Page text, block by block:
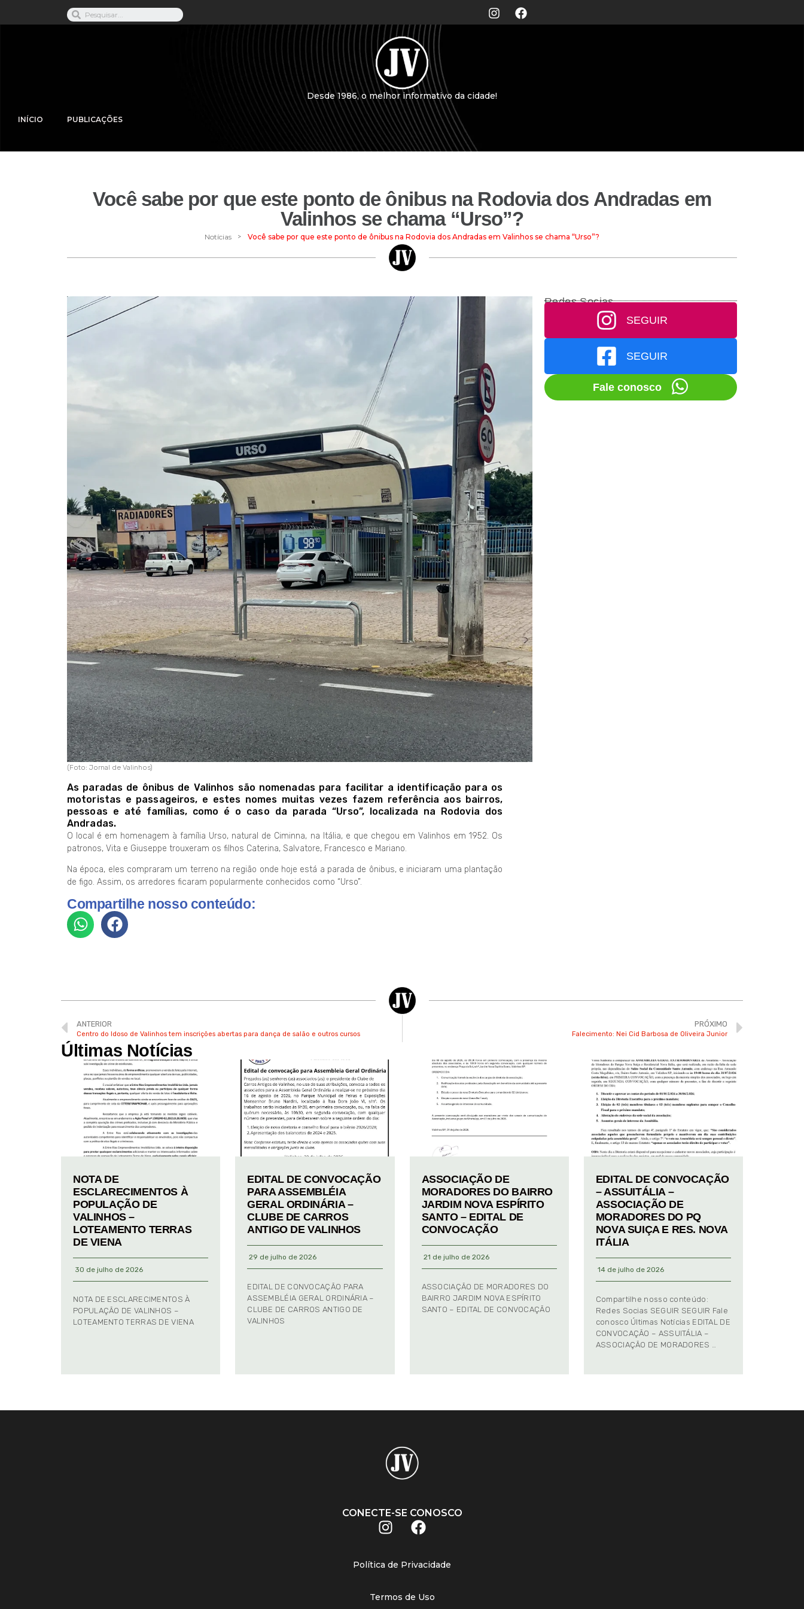
Desde 1986, o melhor informativo da cidade!
INÍCIO PUBLICAÇÕES
Você sabe por que este ponto de ônibus na Rodovia dos Andradas em
Valinhos se chama “Urso”?
Notícias > Você sabe por que este ponto de ônibus na Rodovia dos Andradas em Valinhos se chama “Urso”?
(Foto: Jornal de Valinhos)
As paradas de ônibus de Valinhos são nomenadas para facilitar a identificação para os
motoristas e passageiros, e estes nomes muitas vezes fazem referência aos bairros,
pessoas e até famílias, como é o caso da parada “Urso”, localizada na Rodovia dos
Andradas.
O local é em homenagem à família Urso, natural de Ciminna, na Itália, e que chegou em Valinhos em 1952. Os
patronos, Vita e Giuseppe trouxeram os filhos Caterina, Salvatore, Francesco e Mariano.
Na época, eles compraram um terreno na região onde hoje está a parada de ônibus, e iniciaram uma plantação
de figo. Assim, os arredores ficaram popularmente conhecidos como “Urso”.
Compartilhe nosso conteúdo:
Redes Socias
SEGUIR
SEGUIR
Fale conosco
ANTERIOR
Centro do Idoso de Valinhos tem inscrições abertas para dança de salão e outros cursos
PRÓXIMO
Falecimento: Nei Cid Barbosa de Oliveira Junior
Últimas Notícias
NOTA DE
ESCLARECIMENTOS À
POPULAÇÃO DE
VALINHOS –
LOTEAMENTO TERRAS
DE VIENA
30 de julho de 2026
NOTA DE ESCLARECIMENTOS À
POPULAÇÃO DE VALINHOS –
LOTEAMENTO TERRAS DE VIENA
EDITAL DE CONVOCAÇÃO
PARA ASSEMBLÉIA
GERAL ORDINÁRIA –
CLUBE DE CARROS
ANTIGO DE VALINHOS
29 de julho de 2026
EDITAL DE CONVOCAÇÃO PARA
ASSEMBLÉIA GERAL ORDINÁRIA –
CLUBE DE CARROS ANTIGO DE
VALINHOS
ASSOCIAÇÃO DE
MORADORES DO BAIRRO
JARDIM NOVA ESPÍRITO
SANTO – EDITAL DE
CONVOCAÇÃO
21 de julho de 2026
ASSOCIAÇÃO DE MORADORES DO
BAIRRO JARDIM NOVA ESPÍRITO
SANTO – EDITAL DE CONVOCAÇÃO
EDITAL DE CONVOCAÇÃO
– ASSUITÁLIA –
ASSOCIAÇÃO DE
MORADORES DO PQ
NOVA SUIÇA E RES. NOVA
ITÁLIA
14 de julho de 2026
Compartilhe nosso conteúdo:
Redes Socias SEGUIR SEGUIR Fale
conosco Últimas Notícias EDITAL DE
CONVOCAÇÃO – ASSUITÁLIA –
ASSOCIAÇÃO DE MORADORES …
CONECTE-SE CONOSCO
Política de Privacidade
Termos de Uso